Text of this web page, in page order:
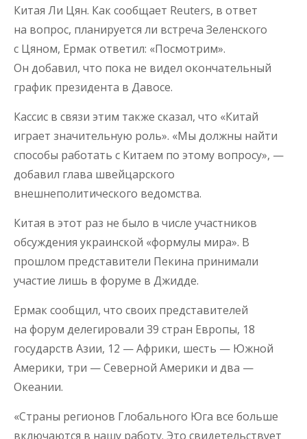
Китая Ли Цян. Как сообщает Reuters, в ответ
на вопрос, планируется ли встреча Зеленского
с Цяном, Ермак ответил: «Посмотрим».
Он добавил, что пока не видел окончательный
график президента в Давосе.
Кассис в связи этим также сказал, что «Китай
играет значительную роль». «Мы должны найти
способы работать с Китаем по этому вопросу», —
добавил глава швейцарского
внешнеполитического ведомства.
Китая в этот раз не было в числе участников
обсуждения украинской «формулы мира». В
прошлом представители Пекина принимали
участие лишь в форуме в Джидде.
Ермак сообщил, что своих представителей
на форум делегировали 39 стран Европы, 18
государств Азии, 12 — Африки, шесть — Южной
Америки, три — Северной Америки и два —
Океании.
«Страны регионов Глобального Юга все больше
включаются в нашу работу. Это свидетельствует